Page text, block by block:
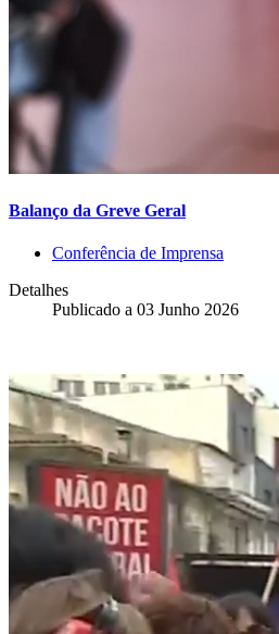
Balanço da Greve Geral
Conferência de Imprensa
Detalhes
Publicado a 03 Junho 2026